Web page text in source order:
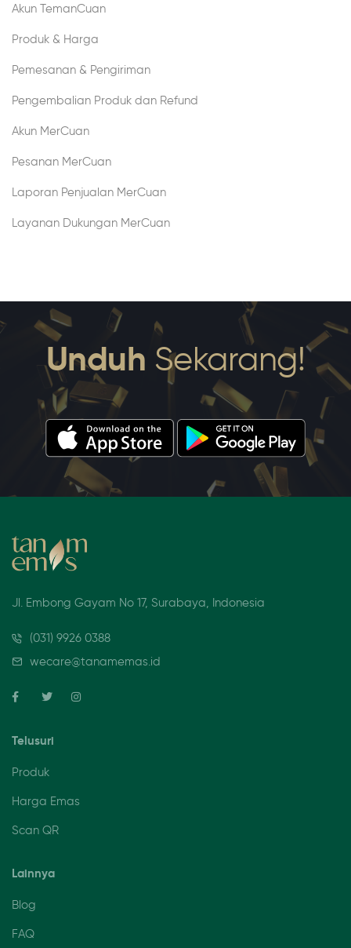
Akun TemanCuan
Produk & Harga
Pemesanan & Pengiriman
Pengembalian Produk dan Refund
Akun MerCuan
Pesanan MerCuan
Laporan Penjualan MerCuan
Layanan Dukungan MerCuan
Unduh Sekarang!
Jl. Embong Gayam No 17, Surabaya, Indonesia
(031) 9926 0388
wecare@tanamemas.id
Telusuri
Produk
Harga Emas
Scan QR
Lainnya
Blog
FAQ